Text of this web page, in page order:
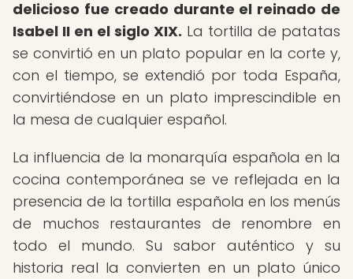
delicioso fue creado durante el reinado de
Isabel II en el siglo XIX. La tortilla de patatas
se convirtió en un plato popular en la corte y,
con el tiempo, se extendió por toda España,
convirtiéndose en un plato imprescindible en
la mesa de cualquier español.
La influencia de la monarquía española en la
cocina contemporánea se ve reflejada en la
presencia de la tortilla española en los menús
de muchos restaurantes de renombre en
todo el mundo. Su sabor auténtico y su
historia real la convierten en un plato único